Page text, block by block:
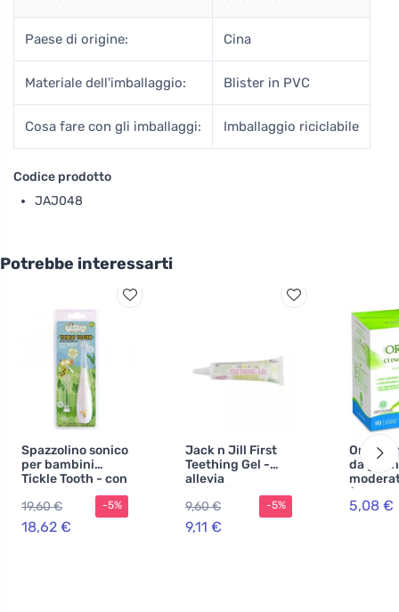
Paese di origine: Cina
Materiale dell'imballaggio: Blister in PVC
Cosa fare con gli imballaggi: Imballaggio riciclabile
Codice prodotto
JAJ048
Potrebbe interessarti
Spazzolino sonico
per bambini
Tickle Tooth - con
testina di
ricambio, anche
per i più piccoli
19,60 €
18,62 €
-5%
Jack n Jill First
Teething Gel -
allevia
l'irritazione delle
gengive
9,60 €
9,11 €
-5%
da
(10
cotone
5,08 €